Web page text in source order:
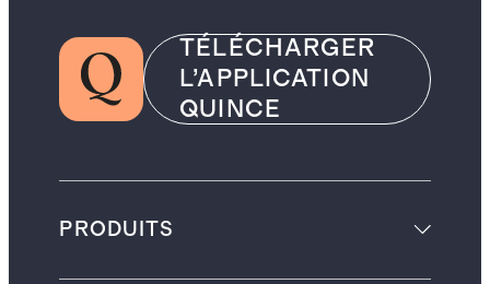
TÉLÉCHARGER
L’APPLICATION
QUINCE
PRODUITS